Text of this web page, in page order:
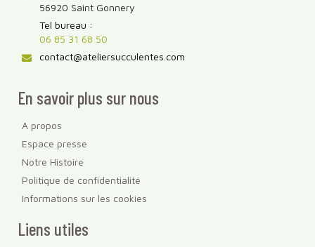
En savoir plus sur nous
A propos
Espace presse
Notre Histoire
Politique de confidentialité
Informations sur les cookies
Liens utiles
56920 Saint Gonnery
Tel bureau :
06 85 31 68 50
contact@ateliersucculentes.com